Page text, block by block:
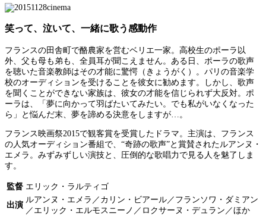
笑って、泣いて、一緒に歌う感動作
フランスの田舎町で酪農家を営むベリエ一家。高校生のポーラ以
外、父も母も弟も、全員耳が聞こえません。ある日、ポーラの歌声
を聴いた音楽教師はその才能に驚愕（きょうがく）。パリの音楽学
校のオーディションを受けることを彼女に勧めます。しかし、歌声
を聞くことができない家族は、彼女の才能を信じられず大反対。ポ
ーラは、「夢に向かって羽ばたいてみたい。でも私がいなくなった
ら」と悩んだ末、夢を諦める決意をしますが…。
フランス映画祭2015で観客賞を受賞したドラマ。主演は、フランス
の人気オーディション番組で、“奇跡の歌声”と賞賛されたルアンヌ・
エメラ。みずみずしい演技と、圧倒的な歌唱力で見る人を魅了しま
す。
監督 エリック・ラルティゴ
出演
ルアンヌ・エメラ／カリン・ビアール／フランソワ・ダミアン
／エリック・エルモスニーノ／ロクサーヌ・デュラン／ほか